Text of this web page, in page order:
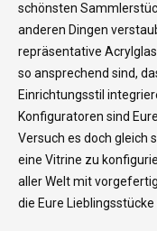
schönsten
anderen Dingen
repräsentative
so ansprechend sind,
Einrichtungsstil
Konfiguratoren sind
Versuch es doch gleich
eine Vitrine zu
aller Welt mit
die Eure